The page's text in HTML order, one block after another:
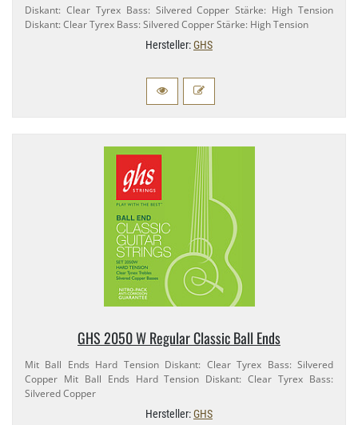
Diskant: Clear Tyrex Bass: Silvered Copper Stärke: High Tension
Diskant: Clear Tyrex Bass: Silvered Copper Stärke: High Tension
Hersteller:GHS
GHS 2050 W Regular Classic Ball Ends
Mit Ball Ends Hard Tension Diskant: Clear Tyrex Bass: Silvered
Copper Mit Ball Ends Hard Tension Diskant: Clear Tyrex Bass:
Silvered Copper
Hersteller:GHS